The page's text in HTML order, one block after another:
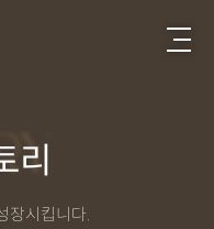
리
장시킵니다.